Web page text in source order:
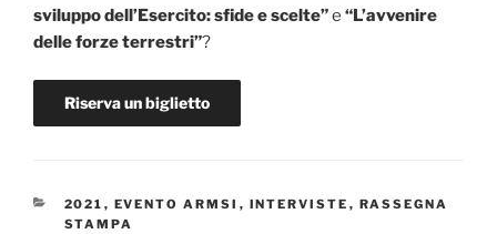
sviluppo dell’Esercito: sfide e scelte”e “L’avvenire
delle forze terrestri”?
Riserva un biglietto
CATEGORIE
2021 , EVENTO ARMSI , INTERVISTE , RASSEGNA
STAMPA